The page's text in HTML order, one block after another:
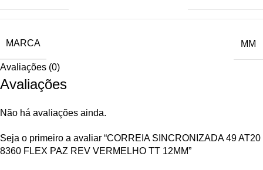
MARCA MM
Avaliações (0)
Avaliações
Não há avaliações ainda.
Seja o primeiro a avaliar “CORREIA SINCRONIZADA 49 AT20
8360 FLEX PAZ REV VERMELHO TT 12MM”